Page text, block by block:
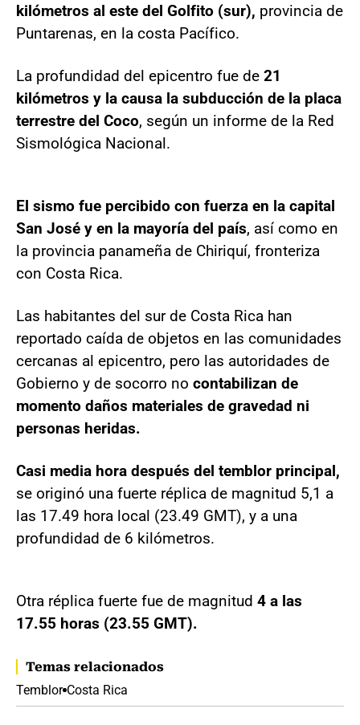
kilómetros al este del Golfito (sur), provincia de
Puntarenas, en la costa Pacífico.
La profundidad del epicentro fue de 21
kilómetros y la causa la subducción de la placa
terrestre del Coco, según un informe de la Red
Sismológica Nacional.
El sismo fue percibido con fuerza en la capital
San José y en la mayoría del país, así como en
la provincia panameña de Chiriquí, fronteriza
con Costa Rica.
Las habitantes del sur de Costa Rica han
reportado caída de objetos en las comunidades
cercanas al epicentro, pero las autoridades de
Gobierno y de socorro no contabilizan de
momento daños materiales de gravedad ni
personas heridas.
Casi media hora después del temblor principal,
se originó una fuerte réplica de magnitud 5,1 a
las 17.49 hora local (23.49 GMT), y a una
profundidad de 6 kilómetros.
Otra réplica fuerte fue de magnitud 4 a las
17.55 horas (23.55 GMT).
Temas relacionados
Temblor Costa Rica